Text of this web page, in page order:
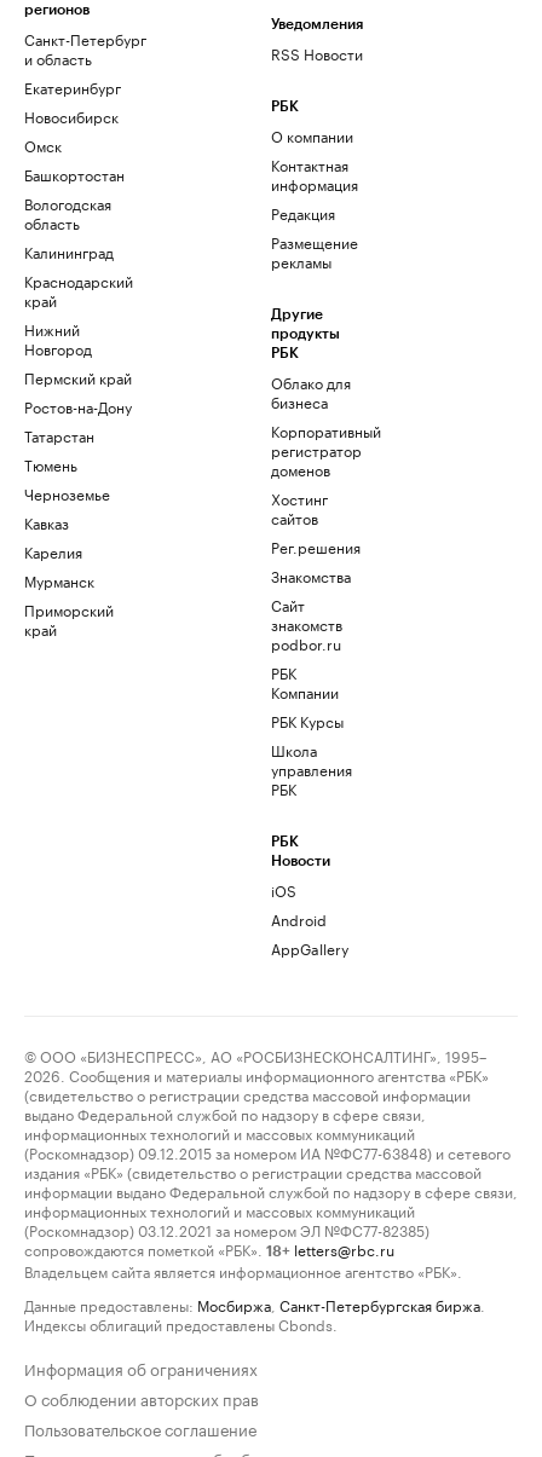
регионов
Санкт-Петербург
и область
Екатеринбург
Новосибирск
Омск
Башкортостан
Вологодская
область
Калининград
Краснодарский
край
Нижний
Новгород
Пермский край
Ростов-на-Дону
Татарстан
Тюмень
Черноземье
Кавказ
Карелия
Мурманск
Приморский
край
Уведомления
RSS Новости
РБК
О компании
Контактная
информация
Редакция
Размещение
рекламы
Другие
продукты
РБК
Облако для
бизнеса
Корпоративный
регистратор
доменов
Хостинг
сайтов
Рег.решения
Знакомства
Сайт
знакомств
podbor.ru
РБК
Компании
РБК Курсы
Школа
управления
РБК
РБК
Новости
iOS
Android
AppGallery
© ООО «БИЗНЕСПРЕСС», АО «РОСБИЗНЕСКОНСАЛТИНГ», 1995–
2026. Сообщения и материалы информационного агентства «РБК»
(свидетельство о регистрации средства массовой информации
выдано Федеральной службой по надзору в сфере связи,
информационных технологий и массовых коммуникаций
(Роскомнадзор) 09.12.2015 за номером ИА №ФС77-63848) и сетевого
издания «РБК» (свидетельство о регистрации средства массовой
информации выдано Федеральной службой по надзору в сфере связи,
информационных технологий и массовых коммуникаций
(Роскомнадзор) 03.12.2021 за номером ЭЛ №ФС77-82385)
сопровождаются пометкой «РБК».
18+ letters@rbc.ru
Владельцем сайта является информационное агентство «РБК».
Данные предоставлены: Мосбиржа Санкт-Петербургская биржа
Индексы облигаций предоставлены Cbonds.
Информация об ограничениях
О соблюдении авторских прав
Пользовательское соглашение